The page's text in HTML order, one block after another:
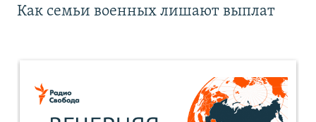
Как семьи военных лишают выплат